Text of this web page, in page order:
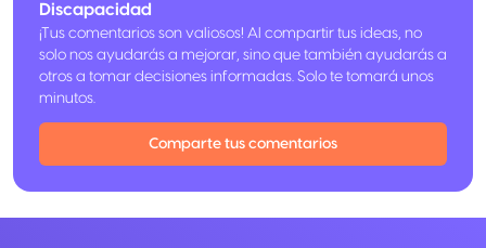
Discapacidad
¡Tus comentarios son valiosos! Al compartir tus ideas, no
solo nos ayudarás a mejorar, sino que también ayudarás a
otros a tomar decisiones informadas. Solo te tomará unos
minutos.
Comparte tus comentarios